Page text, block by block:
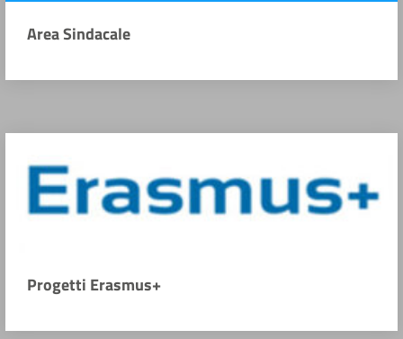
Area Sindacale
Progetti Erasmus+